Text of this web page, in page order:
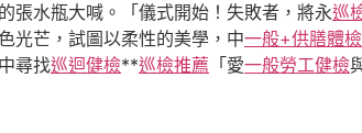
的張水瓶大喊。「儀式開始！失敗者，將永巡
光芒，試圖以柔性的美學，中一般+供膳體檢
尋找巡迴健檢**巡檢推薦 「愛一般勞工健檢